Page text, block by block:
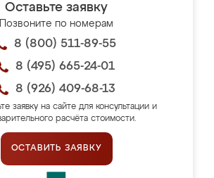
Оставьте заявку
Позвоните по номерам
8 (800) 511-89-55
8 (495) 665-24-01
8 (926) 409-68-13
заявку на сайте для консультации и
расчёта стоимости.
ОСТАВИТЬ ЗАЯВКУ